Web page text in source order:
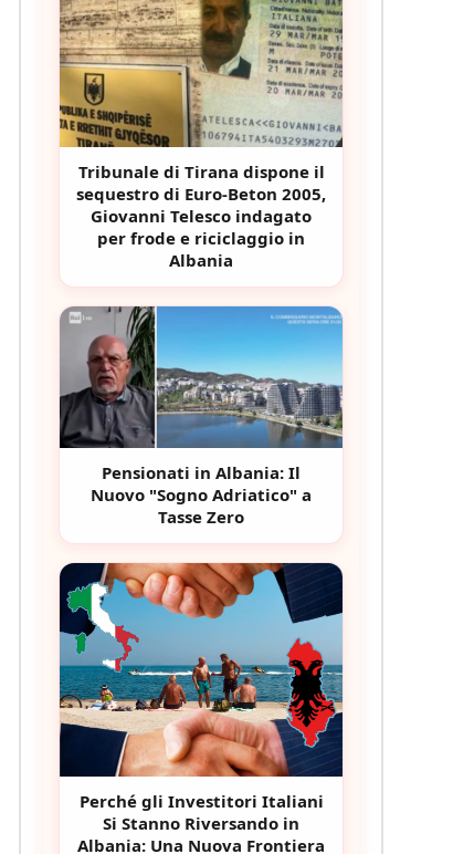
Tribunale di Tirana dispone il
sequestro di Euro-Beton 2005,
Giovanni Telesco indagato
per frode e riciclaggio in
Albania
Pensionati in Albania: Il
Nuovo "Sogno Adriatico" a
Tasse Zero
Perché gli Investitori Italiani
Si Stanno Riversando in
Albania: Una Nuova Frontiera